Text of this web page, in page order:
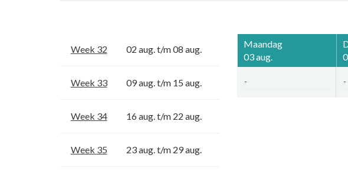
Week 32 02 aug. t/m 08 aug.
Week 33 09 aug. t/m 15 aug.
Week 34 16 aug. t/m 22 aug.
Week 35 23 aug. t/m 29 aug.
Maandag
03 aug.
- -